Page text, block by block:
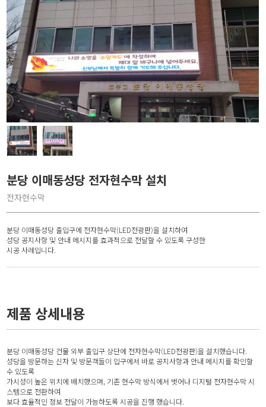
분당 이매동성당 전자현수막 설치
전자현수막
분당 이매동성당 출입구에 전자현수막(LED전광판)을 설치하여
성당 공지사항 및 안내 메시지를 효과적으로 전달할 수 있도록 구성한
시공 사례입니다.
제품 상세내용
분당 이매동성당 건물 외부 출입구 상단에 전자현수막(LED전광판)을 설치했습니다.
성당을 방문하는 신자 및 방문객들이 입구에서 바로 공지사항과 안내 메시지를 확인할
수 있도록
가시성이 높은 위치에 배치했으며, 기존 현수막 방식에서 벗어나 디지털 전자현수막 시
스템으로 전환하여
보다 효율적인 정보 전달이 가능하도록 시공을 진행 했습니다.